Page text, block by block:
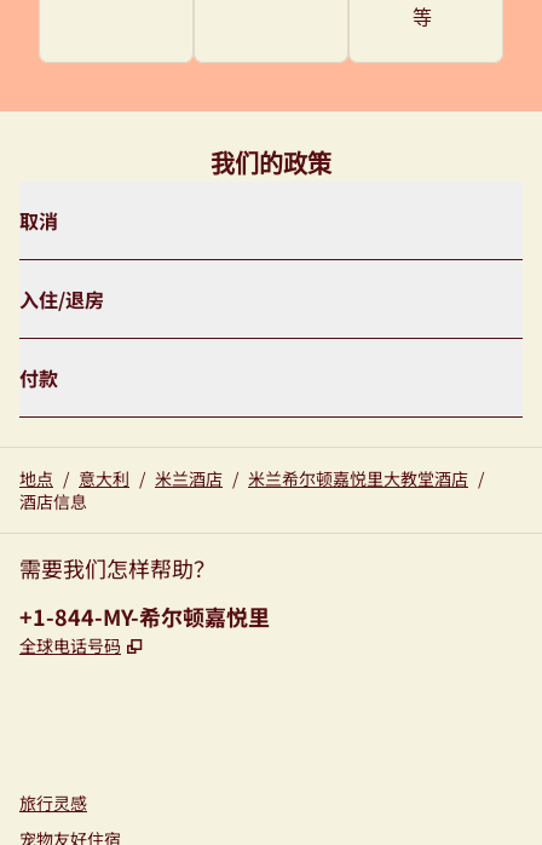
等
我们的政策
取消
入住/退房
付款
地点 / 意大利 / 米兰酒店 / 米兰希尔顿嘉悦里大教堂酒店 /
酒店信息
需要我们怎样帮助？
电话:
+1-844-MY-希尔顿嘉悦里
全球电话号码 ,
旅行灵感
宠物友好住宿